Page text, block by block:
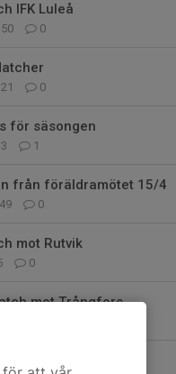
IFK Luleå
0
0
för säsongen
1
från föräldramötet 15/4
0
mot Rutvik
0
mot Trångfors